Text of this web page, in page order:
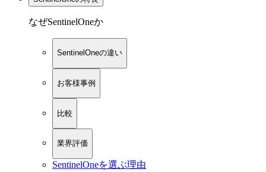
なぜSentinelOneか
SentinelOneの違い
お客様事例
比較
業界評価
SentinelOneを選ぶ理由